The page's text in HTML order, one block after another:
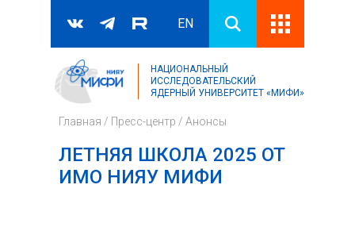
Форма поиска
Поиск
EN
НАЦИОНАЛЬНЫЙ
ИССЛЕДОВАТЕЛЬСКИЙ
ЯДЕРНЫЙ УНИВЕРСИТЕТ «МИФИ»
Главная / Пресс-центр / Анонсы
ЛЕТНЯЯ ШКОЛА 2025 ОТ
ИМО НИЯУ МИФИ